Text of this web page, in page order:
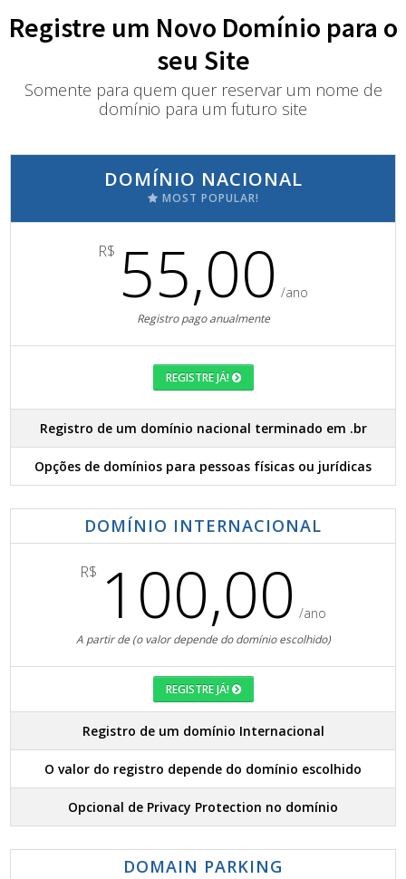
Registre um Novo Domínio para o
seu Site
Somente para quem quer reservar um nome de
domínio para um futuro site
DOMÍNIO NACIONAL
MOST POPULAR!
R$ 55,00 /ano
Registro pago anualmente
REGISTRE JÁ!
Registro de um domínio nacional terminado em .br
Opções de domínios para pessoas físicas ou jurídicas
DOMÍNIO INTERNACIONAL
R$ 100,00 /ano
A partir de (o valor depende do domínio escolhido)
REGISTRE JÁ!
Registro de um domínio Internacional
O valor do registro depende do domínio escolhido
Opcional de Privacy Protection no domínio
DOMAIN PARKING